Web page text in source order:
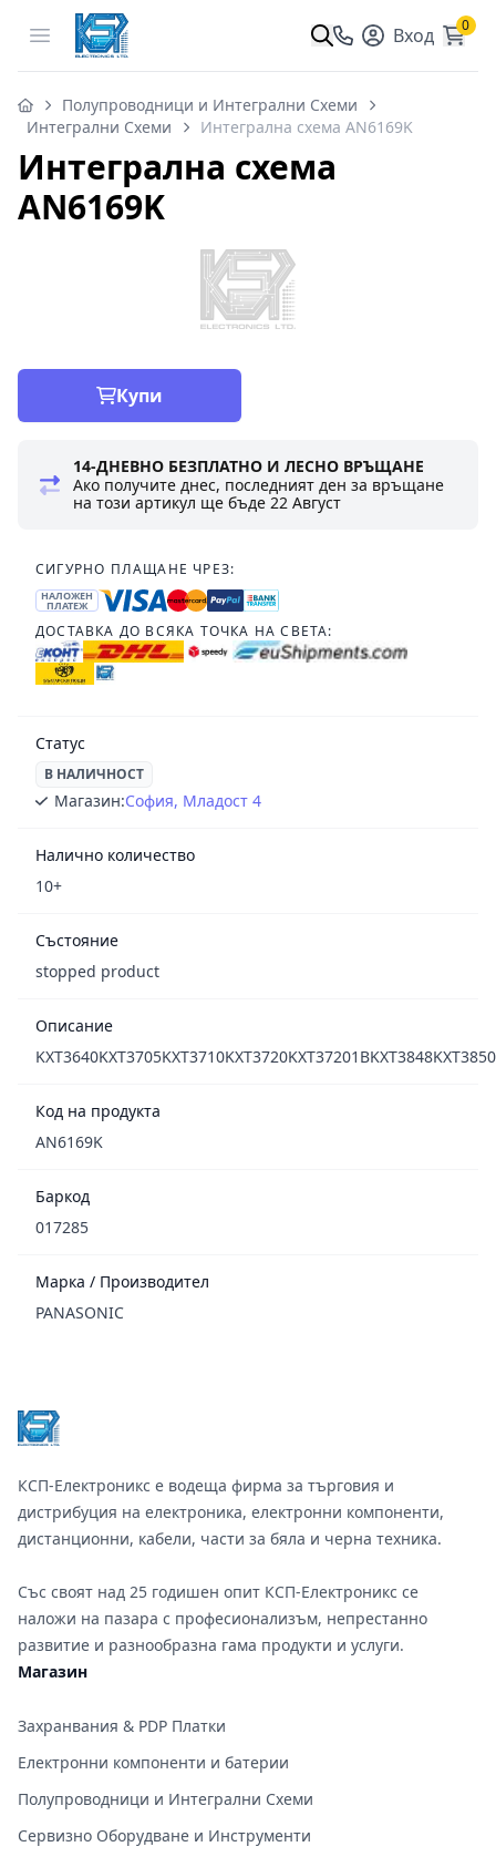
Open menu Вход 0
Полупроводници и Интегрални Схеми
Интегрални Схеми
Интегрална схема AN6169K
Интегрална схема
AN6169K
Купи
14-ДНЕВНО БЕЗПЛАТНО И ЛЕСНО ВРЪЩАНЕ
Ако получите днес, последният ден за връщане
на този артикул ще бъде22 Август
СИГУРНО ПЛАЩАНЕ ЧРЕЗ:
НАЛОЖЕН
ПЛАТЕЖ
ДОСТАВКА ДО ВСЯКА ТОЧКА НА СВЕТА:
Статус
В НАЛИЧНОСТ
Магазин:София, Младост 4
Налично количество
10+
Състояние
stopped product
Описание
Код на продукта
AN6169K
Баркод
017285
Марка / Производител
PANASONIC
КСП-Електроникс е водеща фирма за търговия и
дистрибуция на електроника, електронни компоненти,
дистанционни, кабели, части за бяла и черна техника.
Със своят над 25 годишен опит КСП-Електроникс се
наложи на пазара с професионализъм, непрестанно
развитие и разнообразна гама продукти и услуги.
Магазин
Захранвания & PDP Платки
Електронни компоненти и батерии
Полупроводници и Интегрални Схеми
Сервизно Оборудване и Инструменти